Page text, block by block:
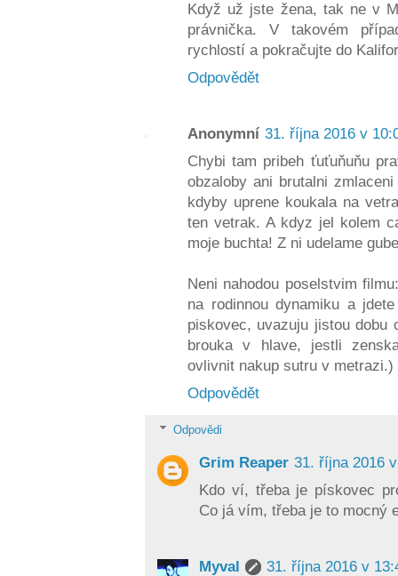
Když už jste žena, tak ne v
právnička. V takovém
rychlostí a pokračujte do
Odpovědět
Anonymní 31. října 2016 v
Chybi tam pribeh ťuťuňuňu
obzaloby ani brutalni
kdyby uprene koukala na
ten vetrak. A kdyz jel kolem
moje buchta! Z ni udelame
Neni nahodou poselstvim
na rodinnou dynamiku a
piskovec, uvazuju jistou dobu
brouka v hlave, jestli
ovlivnit nakup sutru v metrazi.)
Odpovědět
Odpovědi
Grim Reaper 31. října 2016
Kdo ví, třeba je pískovec
Co já vím, třeba je to mocný
Myval
31. října 2016 v